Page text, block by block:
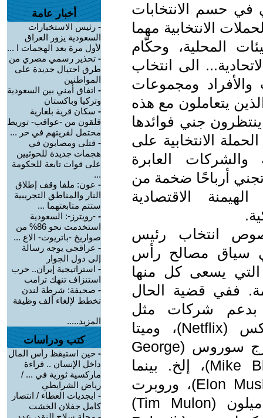
في حسم الانتخابات
الانتخابية مهما
المحلية، وحكّام
الى انتخاب
ومجموعات
يتعاملون مع هذه
جني فوائدها
الانتخابية على
العابرة
تجني أرباحًا ضخمة من
الاقتصادية
انتخاب رئيس
في سياق مصالح رأس
التي يسعى كل منها
ففي قضية الحال
بدعم شركات مثل
مايكروسوفت (Microsoft)، ونيتفليكس (Netflix)، وميتا
(Meta)، وكبار الرأسماليين مثل جورج سوروس (George
Soros) ومايك بلومبرج (Mike Bloomberg)، إلخ. بينما
حظي ترامب بدعم إيلون ماسك (Elon Musk)، وروبرت
مردوخ (Rupert Murdoch)، وتيم ميلون (Tim Mulon)
أخبار عامة
- رئيس الاستخبارات
السعودية يزور العراق
لأول مرة بعد الهجمات ا ...
- تحذير رسمي مصري من
طرق احتيال جديدة على
المواطنين
- اتفاق أمني بين السعودية
وتركيا وباكستان
- سكان قرية بلغارية
قلقون من -عواقب- توريط
محتمل لقريتهم في حر ...
- قتلى ومصابون في
هجمات جديدة للحوثيين
على قوات تابعة للحكومة
...
- عون: ملفا وقف إطلاق
النار والمناطق التجريبية
ستتم متابعتهما ...
- -رويترز-: السعودية
استخدمت نحو 86% من
صواريخ -باتريوت- الاع ...
- عراقجي يوجه رسالة
إلى دول الجوار
- استراتيجية إيران.. حرب
استنزاف تنهك ترامب
- صحيفة: شرطة لندن
تخطط لإلغاء ألف وظيفة
المزيد.....
كتب ودراسات
- حين استيقظ رأس المال
داخل الإنسان .. قراءة
ماركسية ثورية في ... /
رياض الشرايطي
- ابجديات العطاء / انتصار
كامل جفلان الخشت